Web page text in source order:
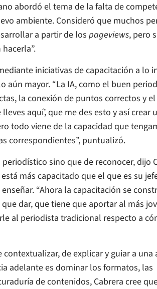
abordó el tema de la falta de
ambiente. Consideró que muchos
a partir de los pageviews, pero
iniciativas de capacitación a lo
aún mayor. “La IA, como el buen
la conexión de puntos correctos y el
aquí’, que me des esto y así crear
todo viene de la capacidad que
correspondientes”, puntualizó.
sino que de reconocer, dijo
más capacitado que el que es su
“Ahora la capacitación se
dar, que tiene que aportar al más
al periodista tradicional respecto a
de explicar y guiar a una
adelante es dominar los formatos, las
de contenidos, Cabrera cree